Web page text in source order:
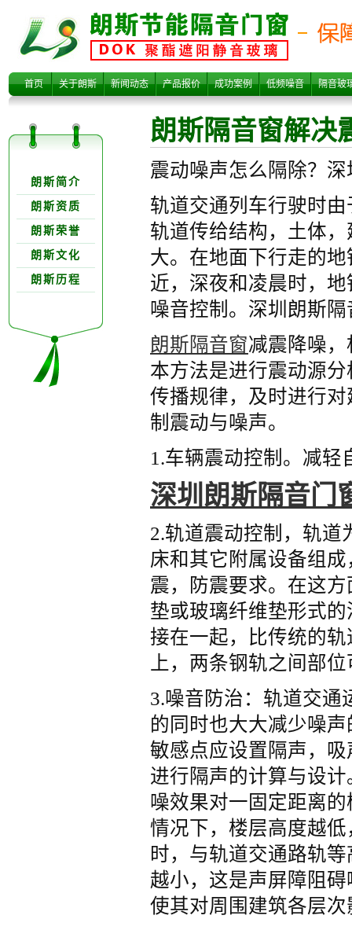
朗斯隔音窗解决
震动噪声
首页 关于朗斯 新闻动态 产品报价 成功案例 低频噪音 隔音玻
朗斯隔音窗解决
震动噪声怎么隔除？
轨道交通列车行驶时
轨道传给结构，土体
大。在地面下行走的
近，深夜和凌晨时，
噪音控制。深圳朗斯
朗斯隔音窗减震降噪
本方法是进行震动源
传播规律，及时进行
制震动与噪声。
1.车辆震动控制。减
深圳朗斯隔音门
2.轨道震动控制，轨道
床和其它附属设备组
震，防震要求。在这
垫或玻璃纤维垫形式
接在一起，比传统的
上，两条钢轨之间部
3.噪音防治：轨道交通
的同时也大大减少噪
敏感点应设置隔声，
进行隔声的计算与设
噪效果对一固定距离
情况下，楼层高度越
时，与轨道交通路轨
越小，这是声屏障阻
使其对周围建筑各层
朗斯简介
朗斯资质
朗斯荣誉
朗斯文化
朗斯历程